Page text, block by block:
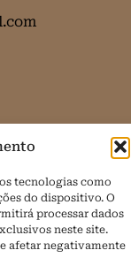
tecnologias como
do dispositivo. O
processar dados
neste site.
afetar negativamente